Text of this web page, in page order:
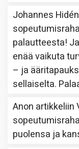
Johannes Hidén
palautteesta!
enää vaikuta
– ja
sellaiselta.
Anon artikkeliin
puolensa ja